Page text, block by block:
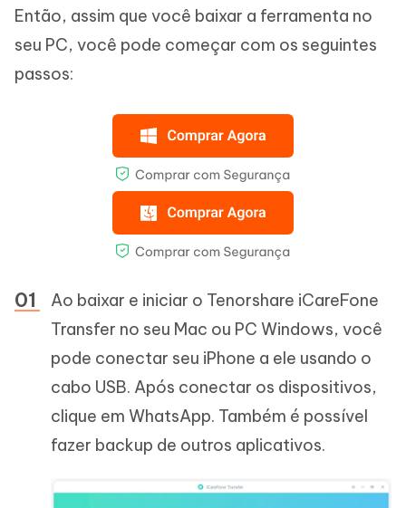
Então, assim que você baixar a ferramenta no
seu PC, você pode começar com os seguintes
passos:
Ao baixar e iniciar o Tenorshare iCareFone
Transfer no seu Mac ou PC Windows, você
pode conectar seu iPhone a ele usando o
cabo USB. Após conectar os dispositivos,
clique em WhatsApp. Também é possível
fazer backup de outros aplicativos.